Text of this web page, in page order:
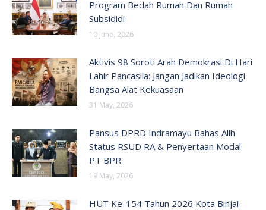
Program Bedah Rumah Dan Rumah
Subsididi
10 June, 2026
Aktivis 98 Soroti Arah Demokrasi Di Hari
Lahir Pancasila: Jangan Jadikan Ideologi
Bangsa Alat Kekuasaan
31 May, 2026
Pansus DPRD Indramayu Bahas Alih
Status RSUD RA & Penyertaan Modal
PT BPR
19 May, 2026
HUT Ke-154 Tahun 2026 Kota Binjai